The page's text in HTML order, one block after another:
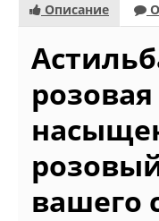
Описание
розовая
вашего